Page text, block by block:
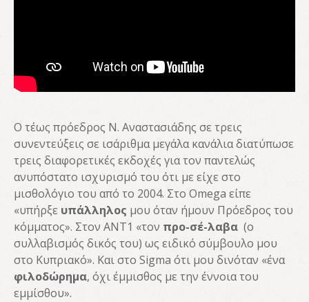
O τέως πρόεδρος Ν. Αναστασιάδης σε τρεις
συνεντεύξεις σε ισάριθμα μεγάλα κανάλια διατύπωσε
τρεις διαφορετικές εκδοχές για τον παντελώς
ανυπόστατο ισχυρισμό του ότι με είχε στο
μισθολόγιο του από το 2004. Στο Omega είπε
«υπήρξε υπάλληλος μου όταν ήμουν Πρόεδρος του
κόμματος». Στον ΑΝΤ1 «τον προ-σέ-λαβα (ο
συλλαβισμός δικός του) ως ειδικό σύμβουλο μου
στο Κυπριακό». Και στο Sigma ότι μου δινόταν «ένα
φιλοδώρημα, όχι έμμισθος με την έννοια του
εμμίσθου».